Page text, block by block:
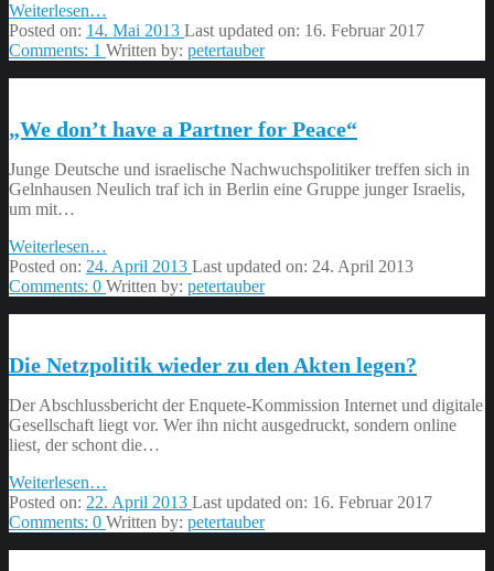
Weiterlesen
muss
die
ein
zum
„Digital
…
Posted on: 14. Mai 2013 Last updated on: 16. Februar 2017
Comments: 1 Written by: petertauber
„We don’t have a Partner for Peace“
Junge Deutsche und israelische Nachwuchspolitiker treffen sich in
Gelnhausen Neulich traf ich in Berlin eine Gruppe junger Israelis,
um mit…
Weiterlesen
don’t
have
Peace“”
…
Posted on: 24. April 2013 Last updated on: 24. April 2013
Comments: 0 Written by: petertauber
Die Netzpolitik wieder zu den Akten legen?
Der Abschlussbericht der Enquete-Kommission Internet und digitale
Gesellschaft liegt vor. Wer ihn nicht ausgedruckt, sondern online
liest, der schont die…
Weiterlesen
Netzpolitik
wieder
…
Posted on: 22. April 2013 Last updated on: 16. Februar 2017
Comments: 0 Written by: petertauber